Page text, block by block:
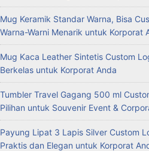
Mug Keramik Standar Warna, Bisa
Warna-Warni Menarik untuk Korporat
Mug Kaca Leather Sintetis Custom
Berkelas untuk Korporat Anda
Tumbler Travel Gagang 500 ml
Pilihan untuk Souvenir Event &
Payung Lipat 3 Lapis Silver Custom
Praktis dan Elegan untuk Korporat